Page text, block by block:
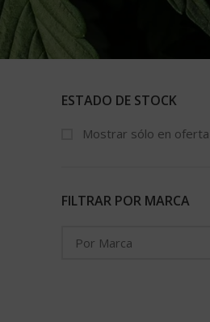
ESTADO DE STOCK
Mostrar sólo en oferta
FILTRAR POR MARCA